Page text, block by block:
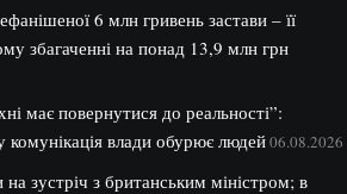
6 млн гривень застави – її
збагаченні на понад 13,9 млн грн
має повернутися до реальності”:
влади обурює людей06.08.2026
зустріч з британським міністром; в